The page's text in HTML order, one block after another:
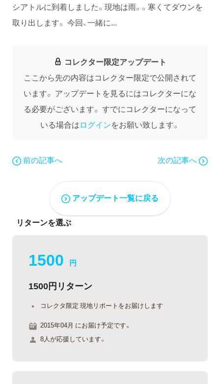
シアトルに到着しました。現地は雨。。寒くてダウンを
取り出します。 今回、一緒に...
コレクター限定アップデート
ここから先の内容はコレクター限定で公開されて
います。 アップデートを見るにはコレクターにな
る必要がございます。 すでにコレクターになって
いる場合はログインをお願い致します。
前の記事へ 次の記事へ
アップデート一覧に戻る
リターンを選ぶ
1500 円
1500円リターン
コレクタ限定 現地リポートをお届けします
2015年04月 にお届け予定です。
8人が応援しています。